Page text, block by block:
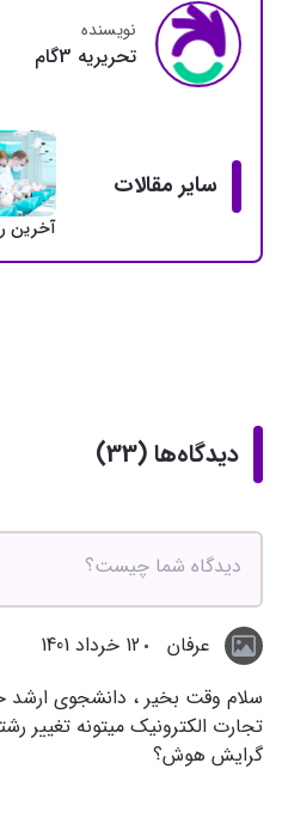
نویسنده
تحريريه 3گام
سایر مقالات
آخرین
دیدگاه‌ها (33)
عرفان
12 خرداد 1401
سلام وقت بخیر ، دانشجوی
تجارت الکترونیک میتونه تغییر
گرایش هوش؟